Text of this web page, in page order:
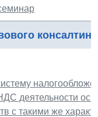
деятельности
с такими же